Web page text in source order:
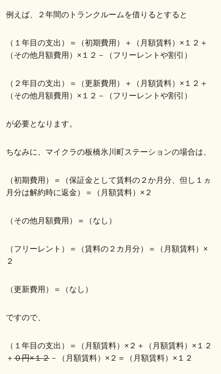
例えば、２年間のトランクルームを借りるとすると
（１年目の支出）＝（初期費用）＋（月額賃料）×１２＋
（その他月額費用）×１２－（フリーレントや割引）
（２年目の支出）＝（更新費用）＋（月額賃料）×１２＋
（その他月額費用）×１２－（フリーレントや割引）
が必要となります。
ちなみに、マイクラの板橋氷川町ステーションの場合は、
（初期費用）＝（保証金として賃料の２か月分、但し１ヵ
月分は解約時に返金）＝（月額賃料）×２
（その他月額費用）＝（なし）
（フリーレント）＝（賃料の２カ月分）＝（月額賃料）×
２
（更新費用）＝（なし）
ですので、
（１年目の支出）＝（月額賃料）×２＋（月額賃料）×１２
＋０円×１２ －（月額賃料）×２＝（月額賃料）×１２